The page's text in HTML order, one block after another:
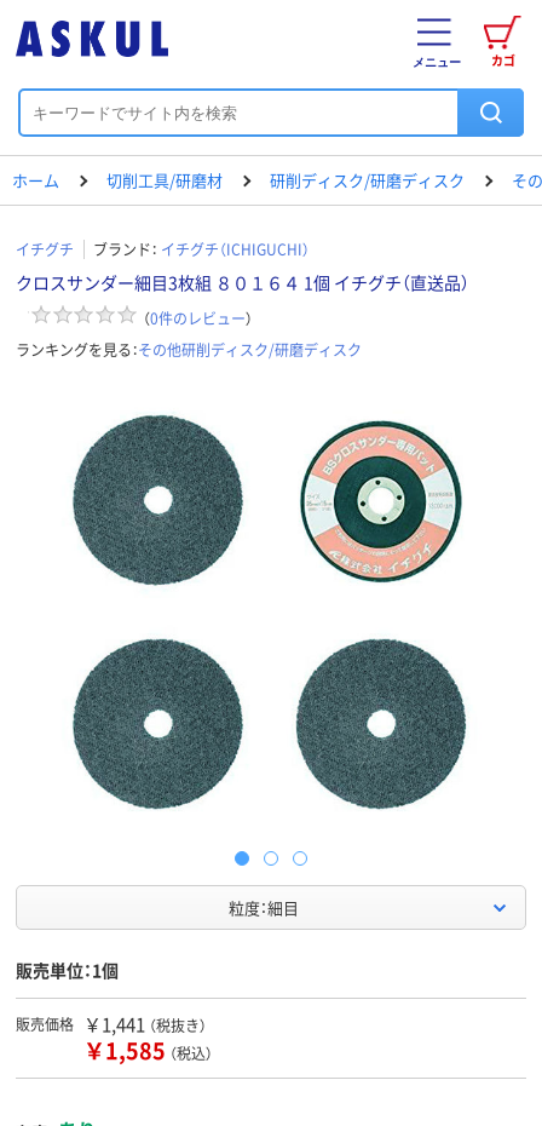
カゴ
メニュー
ホーム 切削工具/研磨材 研削ディスク/研磨ディスク そ
イチグチ ブランド： イチグチ（ICHIGUCHI）
クロスサンダー細目3枚組 ８０１６４ 1個 イチグチ（直送品）
（0件のレビュー）
ランキングを見る：その他研削ディスク/研磨ディスク
粒度：細目
販売単位：1個
販売価格 ￥1,441 （税抜き）
￥1,585 （税込）